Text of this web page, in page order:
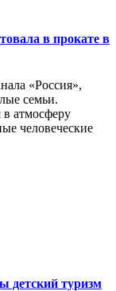
в прокате в
«Россия»,
семьи.
в атмосферу
человеческие
детский туризм